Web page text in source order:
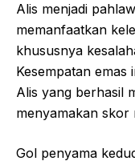
Alis menjadi
memanfaatkan
khususnya
Kesempatan emas
Alis yang berhasil
menyamakan skor
Gol penyama